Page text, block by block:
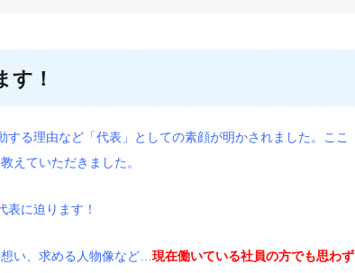
す！
る理由など「代表」としての素顔が明かされました。ここ
えていただきました。
に迫ります！
い、求める人物像など… 現在働いている社員の方でも思わず